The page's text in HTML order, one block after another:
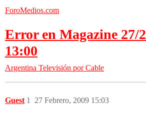
ForoMedios.com
Error en Magazine 27/
13:00
Argentina Televisión por Cable
Guest 27 Febrero, 2009 15:03
1